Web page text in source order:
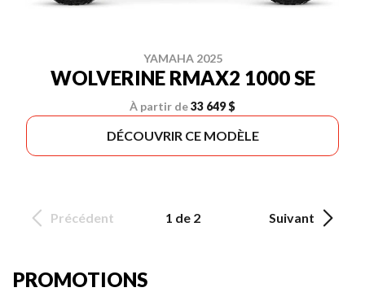
YAMAHA 2025
WOLVERINE RMAX2 1000 SE
À partir de33 649 $
DÉCOUVRIR CE MODÈLE
Précédent 1 de 2 Suivant
PROMOTIONS